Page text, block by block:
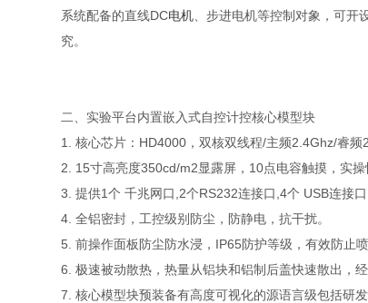
系统配备的直线DC电机 、步进电机等控制对象，可
究。
二、实验平台内置嵌入式自控计控核心模型块
1. 核心芯片：HD4000，双核双线程/主频2.4Ghz/睿频
2. 15寸高亮度350cd/m2显露屏，10点电容触摸，实操
3. 提供1个 千兆网口,2个RS232连接口,4个 USB连接口
4. 全铝密封，工控级别防尘，防静电，抗干扰。
5. 前操作面板防尘防水浸，IP65防护等级，有效防止
6. 极速被动散热，热量从铝块和铝制后盖快速散出，
7. 核心模型块预装备有高度可视化的源语言级包括研